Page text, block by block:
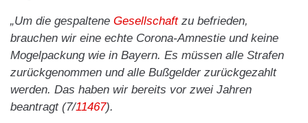
„Um die gespaltene Gesellschaftzu befrieden,
brauchen wir eine echte Corona-Amnestie und keine
Mogelpackung wie in Bayern. Es müssen alle Strafen
zurückgenommen und alle Bußgelder zurückgezahlt
werden. Das haben wir bereits vor zwei Jahren
beantragt (7/11467).